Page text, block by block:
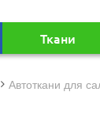
Ткани
Автоткани для